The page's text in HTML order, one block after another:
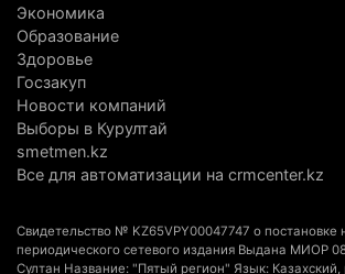
В Алматинской области запустят
катеров для Formula-1 H2O и
пилотов
В Alatau City Authority назначили
Экономика
Образование
Здоровье
Госзакуп
Новости компаний
Выборы в Курултай
smetmen.kz
Все для автоматизации на crmcenter.kz
Свидетельство № KZ65VPY00047747 о постановке
периодического сетевого издания Выдана МИОР
Султан Название: "Пятый регион" Язык: Казахский,